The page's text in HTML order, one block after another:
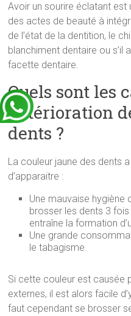
Avoir un sourire éclatant
des actes de beauté à
de l’état de la dentition, le
blanchiment dentaire ou s’il
facette dentaire.
Quels sont les
détérioration
dents ?
La couleur jaune des dents
d’apparaitre :
Une mauvaise
brosser les dents 3
entraîne la formation
Une grande
le tabagisme.
Si cette couleur est causée
externes, il est alors facile
faut cependant se brosser